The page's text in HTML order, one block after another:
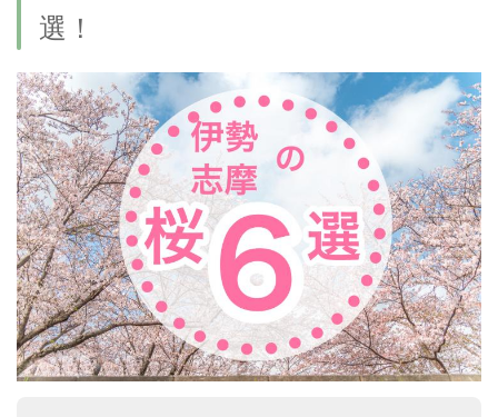
選！